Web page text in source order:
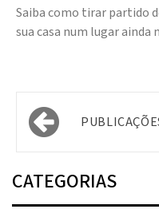
Saiba como tirar partido
sua casa num lugar ainda
Navegação
por
posts
CATEGORIAS